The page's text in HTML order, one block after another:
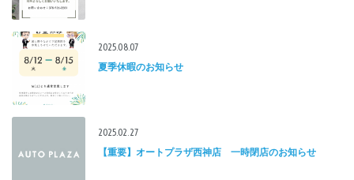
2025.08.07
夏季休暇のお知らせ
2025.02.27
【重要】オートプラザ西神店 一時閉店のお知らせ